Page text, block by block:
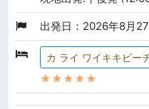
出発日：2026年8月
カ ライ ワイキキビー
★★★★★